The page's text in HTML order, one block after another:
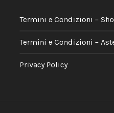
Termini e Condizioni –
Termini e Condizioni –
Privacy Policy